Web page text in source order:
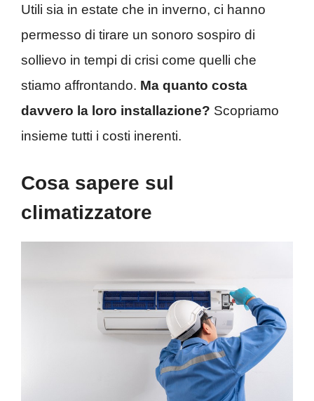
Utili sia in estate che in inverno, ci hanno
permesso di tirare un sonoro sospiro di
sollievo in tempi di crisi come quelli che
stiamo affrontando. Ma quanto costa
davvero la loro installazione? Scopriamo
insieme tutti i costi inerenti.
Cosa sapere sul
climatizzatore